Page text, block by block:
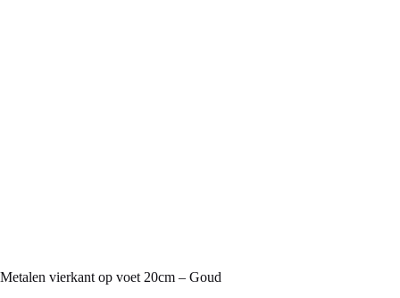
Metalen vierkant op voet 20cm – Goud